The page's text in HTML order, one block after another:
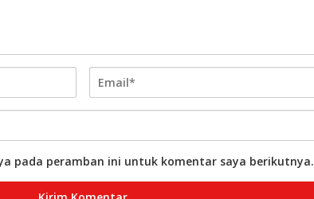
pada peramban ini untuk komentar saya berikutnya.